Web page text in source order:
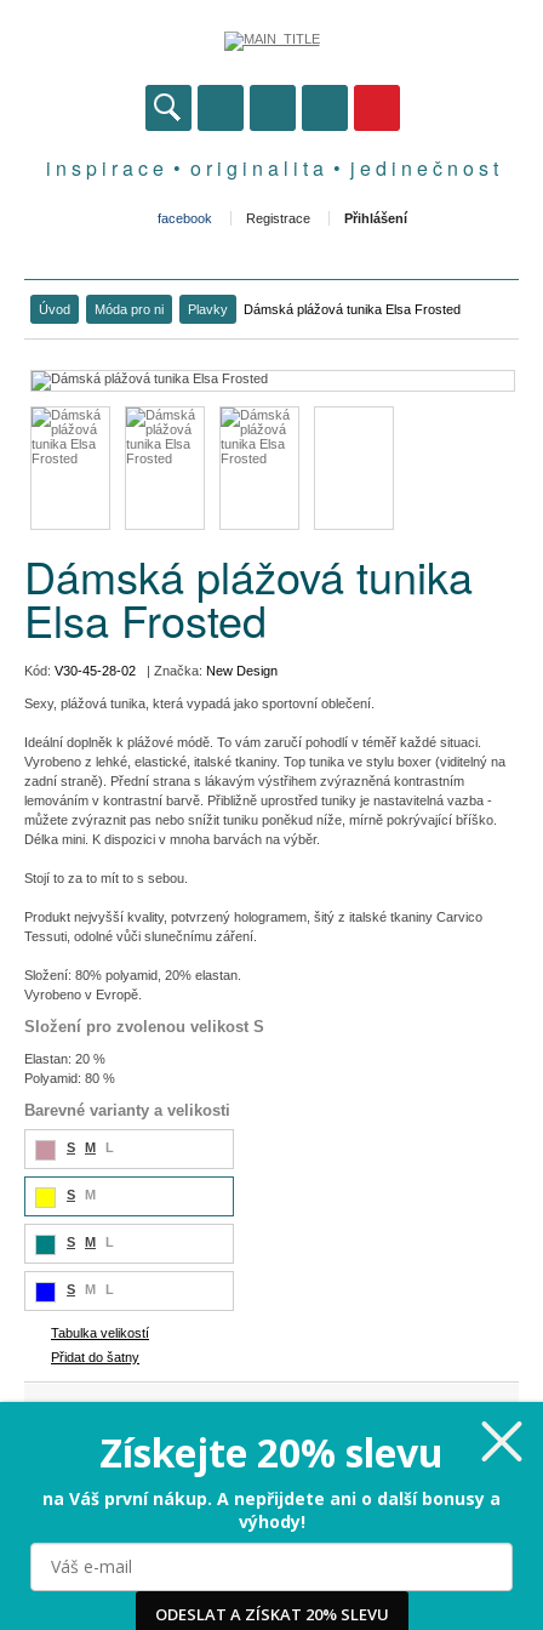
i n s p i r a c e • o r i g i n a l i t a • j e d i n e č n o s t
facebook Registrace Přihlášení
Úvod Móda pro ni Plavky Dámská plážová tunika Elsa Frosted
Dámská plážová tunika
Elsa Frosted
Kód: V30-45-28-02 | Značka: New Design
Sexy, plážová tunika, která vypadá jako sportovní oblečení.
Ideální doplněk k plážové módě. To vám zaručí pohodlí v téměř každé situaci.
Vyrobeno z lehké, elastické, italské tkaniny. Top tunika ve stylu boxer (viditelný na
zadní straně). Přední strana s lákavým výstřihem zvýrazněná kontrastním
lemováním v kontrastní barvě. Přibližně uprostřed tuniky je nastavitelná vazba -
můžete zvýraznit pas nebo snížit tuniku poněkud níže, mírně pokrývající bříško.
Délka mini. K dispozici v mnoha barvách na výběr.
Stojí to za to mít to s sebou.
Produkt nejvyšší kvality, potvrzený hologramem, šitý z italské tkaniny Carvico
Tessuti, odolné vůči slunečnímu záření.
Složení: 80% polyamid, 20% elastan.
Vyrobeno v Evropě.
Složení pro zvolenou velikost S
Elastan: 20 %
Polyamid: 80 %
Barevné varianty a velikosti
S M L
S M
S M L
S M L
Tabulka velikostí
Přidat do šatny
589 Kč
PŘIDAT DO KOŠÍKU
Tabulka velikostí
Milujeme cookies!
Používáme cookies, abychom vám nabídli ten nejlepší
Získejte 20% slevu
na Váš první nákup. A nepřijdete ani o další bonusy a
výhody!
ODESLAT A ZÍSKAT 20% SLEVU